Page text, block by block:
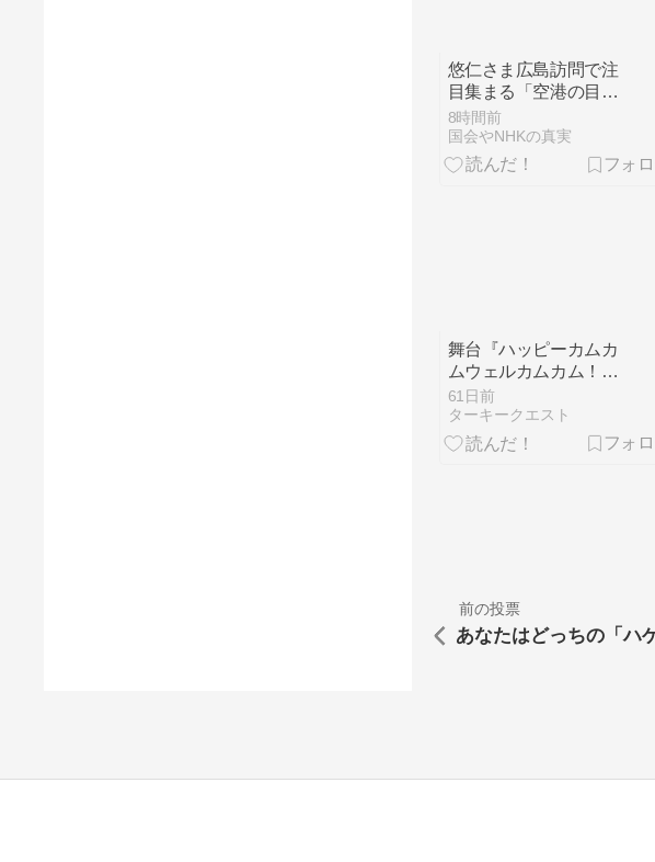
悠仁さま広島訪問で注
目集まる「空港の目撃
情報は？」慰霊碑供花
とジャンボリー初のお
ことば 愛子さま伊勢訪
8時間前
国会やNHKの真実
舞台『ハッピーカムカ
ムウェルカムカム！』
を見てきました。
61日前
ターキークエスト
前の投票
あなたはどっちの「ハ